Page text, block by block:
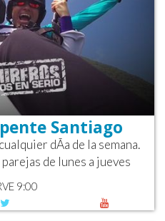
Santiago
dÃ­a de la semana.
de lunes a jueves
9:00